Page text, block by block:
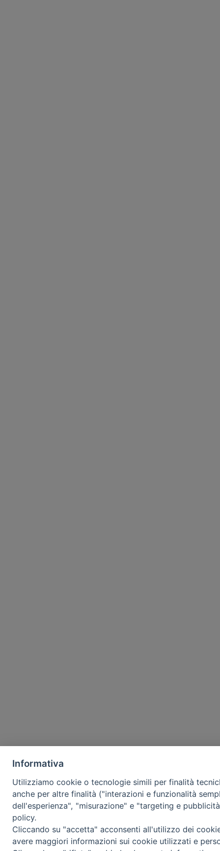
Informativa
Utilizziamo cookie o tecnologie simili per finalità
anche per altre finalità ("interazioni e funzionalità
dell'esperienza", "misurazione" e "targeting e
policy.
Cliccando su "accetta" acconsenti all'utilizzo dei
avere maggiori informazioni sui cookie utilizzati e